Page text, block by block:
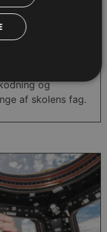
robotter.
og
af skolens fag.